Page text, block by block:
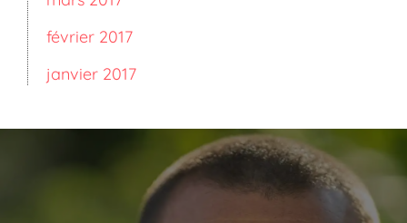
février 2017
janvier 2017